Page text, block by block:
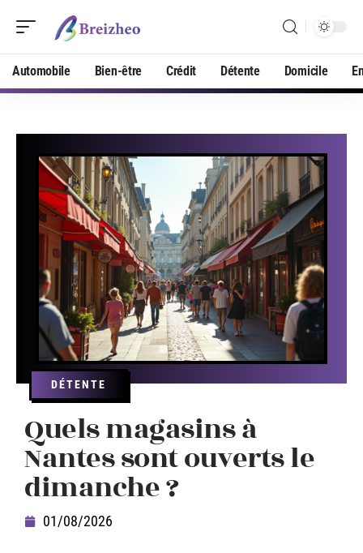
Automobile Bien-être Crédit Détente Domicile
DÉTENTE
Quels magasins à
Nantes sont ouverts le
dimanche ?
01/08/2026